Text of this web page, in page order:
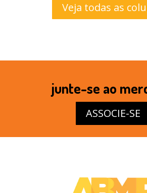
Veja todas as
junte-se ao
ASSOCIE-SE